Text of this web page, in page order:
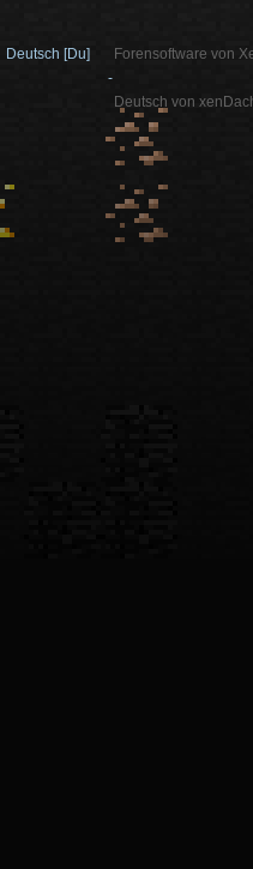
Deutsch [Du]
Forensoftware von
-
Deutsch von